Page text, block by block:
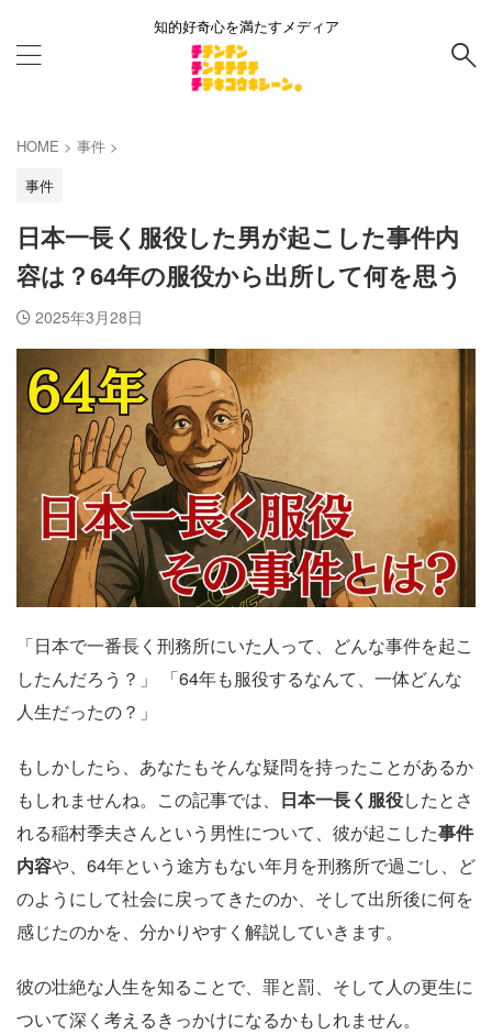
知的好奇心を満たすメディア
HOME > 事件 >
事件
日本一長く服役した男が起こした事件内
容は？64年の服役から出所して何を思う
2025年3月28日
「日本で一番長く刑務所にいた人って、どんな事件を起こ
したんだろう？」 「64年も服役するなんて、一体どんな
人生だったの？」
もしかしたら、あなたもそんな疑問を持ったことがあるか
もしれませんね。この記事では、 日本一長く服役したとさ
れる稲村季夫さんという男性について、彼が起こした事件
内容や、64年という途方もない年月を刑務所で過ごし、ど
のようにして社会に戻ってきたのか、そして出所後に何を
感じたのかを、分かりやすく解説していきます。
彼の壮絶な人生を知ることで、罪と罰、そして人の更生に
ついて深く考えるきっかけになるかもしれません。